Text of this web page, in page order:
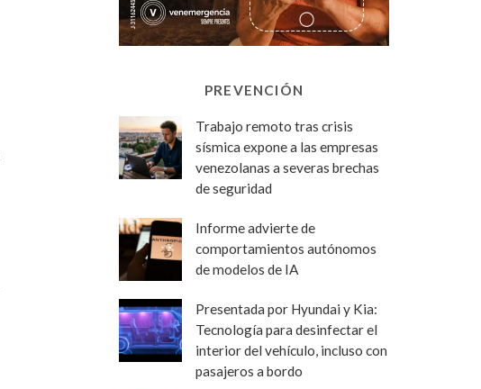
PREVENCIÓN
Trabajo remoto tras crisis
sísmica expone a las empresas
venezolanas a severas brechas
de seguridad
Informe advierte de
comportamientos autónomos
de modelos de IA
Presentada por Hyundai y Kia:
Tecnología para desinfectar el
interior del vehículo, incluso con
pasajeros a bordo